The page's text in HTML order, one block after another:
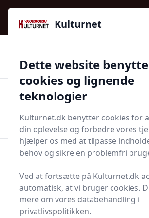
Kulturnet - Alt Det Gode I Livet | Din
2016
97 kategorier 👍Kun godkendte butikker
Start søgning
Bolig og indretning
Topliste over de
bedste
Kulturnet
Dette website
cookies og lignende
teknologier
Kulturnet.dk benytter cookies for
din oplevelse og forbedre vores
hjælper os med at tilpasse
behov og sikre en problemfri
Ved at fortsætte på Kulturnet.dk
automatisk, at vi bruger cookies.
mere om vores databehandling i
privatlivspolitikken.